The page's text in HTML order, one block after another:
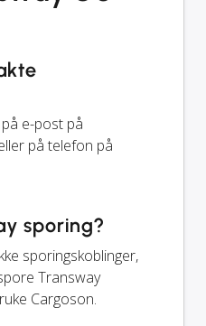
e-post på
på telefon på
sporing?
sporingskoblinger,
Transway
Cargoson.